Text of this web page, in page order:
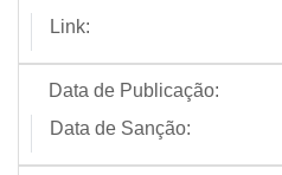
Link:
Data de Publicação:
Data de Sanção: